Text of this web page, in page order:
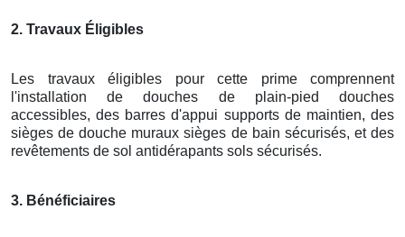
2. Travaux Éligibles
Les travaux éligibles pour cette prime comprennent
l'installation de douches de plain-pied douches
accessibles, des barres d'appui supports de maintien, des
sièges de douche muraux sièges de bain sécurisés, et des
revêtements de sol antidérapants sols sécurisés.
3. Bénéficiaires